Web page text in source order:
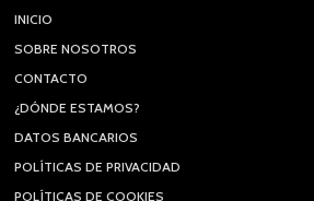
INICIO
SOBRE NOSOTROS
CONTACTO
¿DÓNDE ESTAMOS?
DATOS BANCARIOS
POLÍTICAS DE PRIVACIDAD
POLÍTICAS DE COOKIES